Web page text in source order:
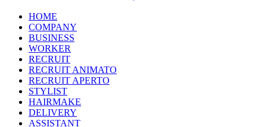
HOME
COMPANY
BUSINESS
WORKER
RECRUIT
RECRUIT ANIMATO
RECRUIT APERTO
STYLIST
HAIRMAKE
DELIVERY
ASSISTANT